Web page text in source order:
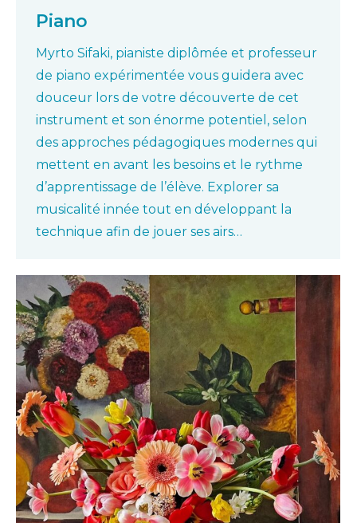
Piano
Myrto Sifaki, pianiste diplômée et professeur
de piano expérimentée vous guidera avec
douceur lors de votre découverte de cet
instrument et son énorme potentiel, selon
des approches pédagogiques modernes qui
mettent en avant les besoins et le rythme
d’apprentissage de l’élève. Explorer sa
musicalité innée tout en développant la
technique afin de jouer ses airs…